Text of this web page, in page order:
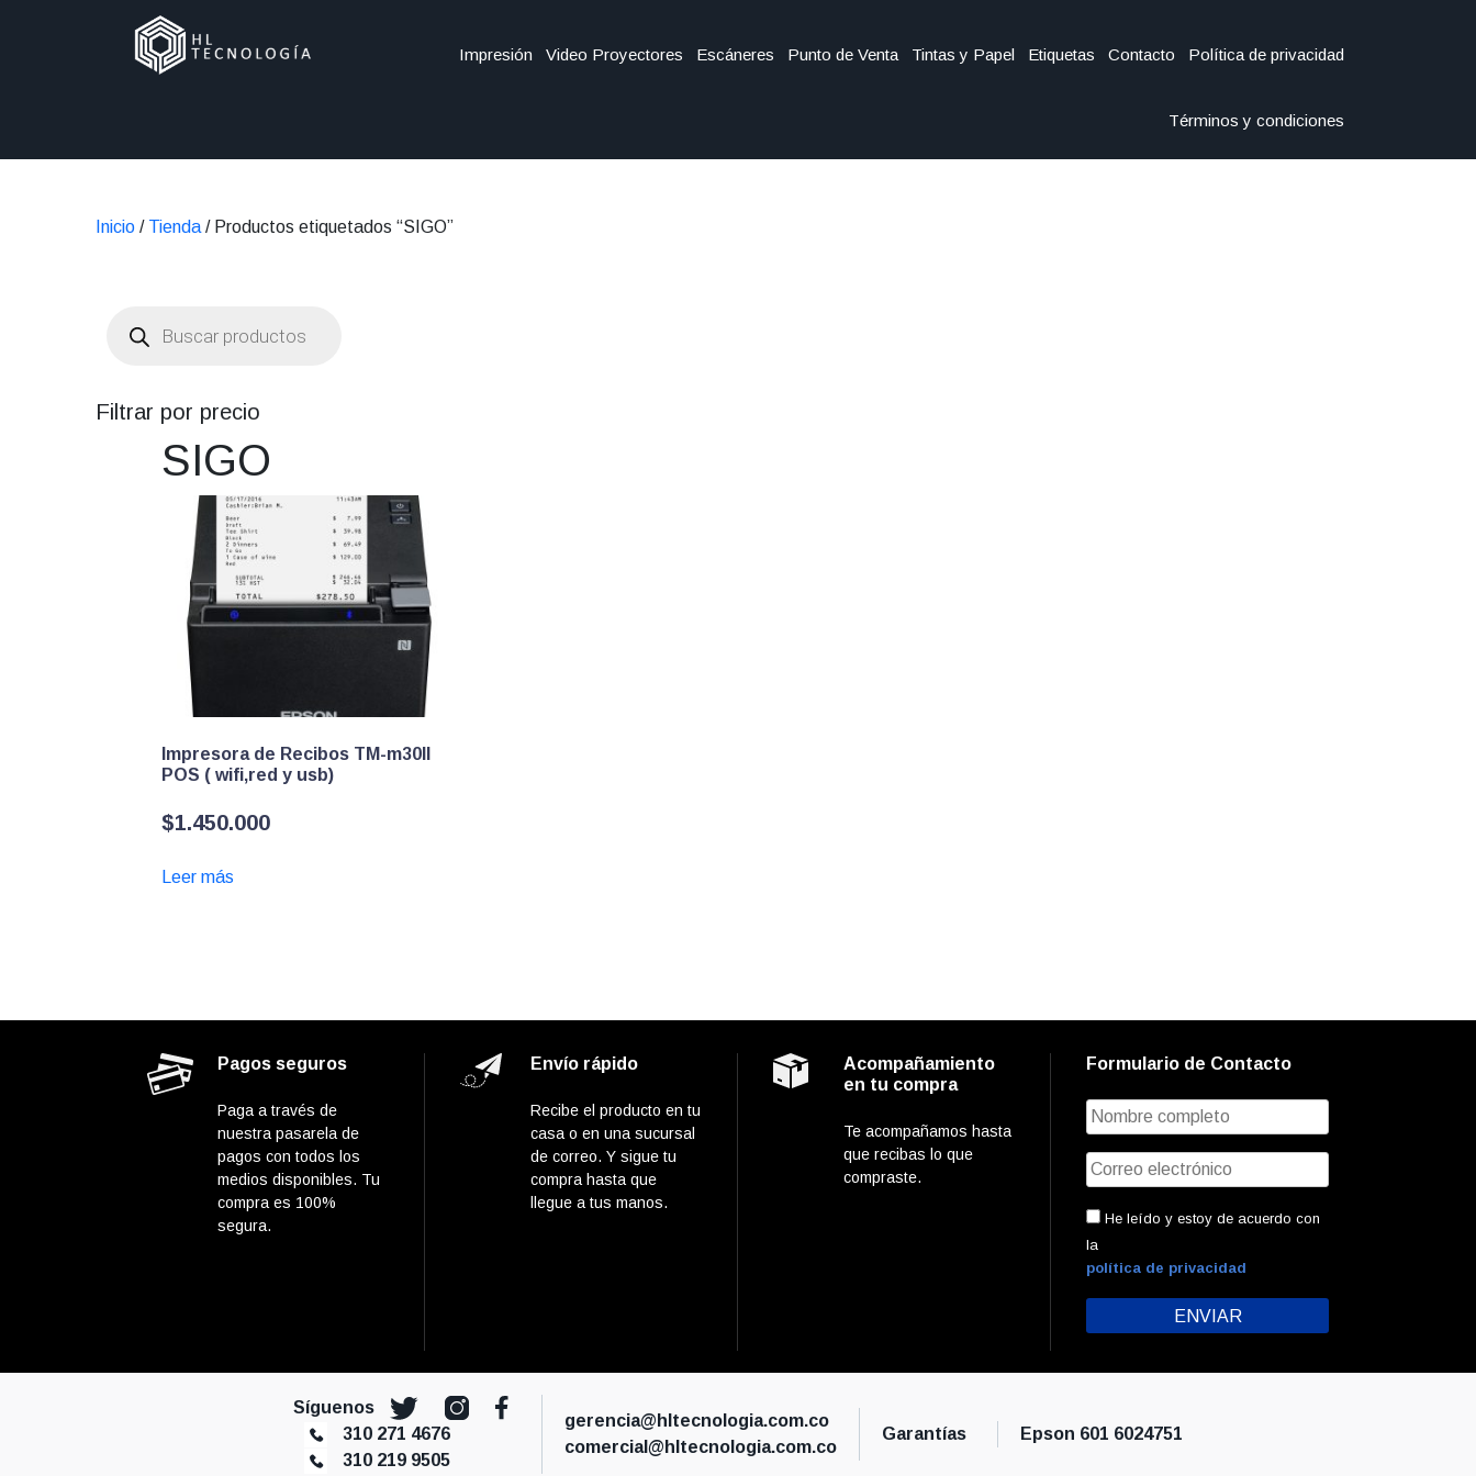
Impresión Video Proyectores Escáneres Punto de Venta Tintas y Papel Etiquetas Contacto Política de privacidad
Términos y condiciones
Inicio / Tienda / Productos etiquetados “SIGO”
productos
Filtrar por precio
SIGO
Impresora de Recibos TM-m30II
POS ( wifi,red y usb)
$1.450.000
Leer más
Pagos seguros
Paga a través de
nuestra pasarela de
pagos con todos los
medios disponibles. Tu
compra es 100%
segura.
Envío rápido
Recibe el producto en tu
casa o en una sucursal
de correo. Y sigue tu
compra hasta que
llegue a tus manos.
Acompañamiento
en tu compra
Te acompañamos hasta
que recibas lo que
compraste.
Formulario de Contacto
He leído y estoy de acuerdo con
la
política de privacidad
Síguenos
310 271 4676
310 219 9505
gerencia@hltecnologia.com.co
comercial@hltecnologia.com.co
Garantías Epson 601 6024751